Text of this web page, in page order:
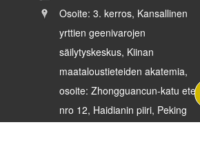
Osoite: 3. kerros, Kansallinen
yrttien geenivarojen
säilytyskeskus, Kiinan
maataloustieteiden akatemia,
osoite: Zhongguancun-katu etelä,
nro 12, Haidianin piiri, Peking